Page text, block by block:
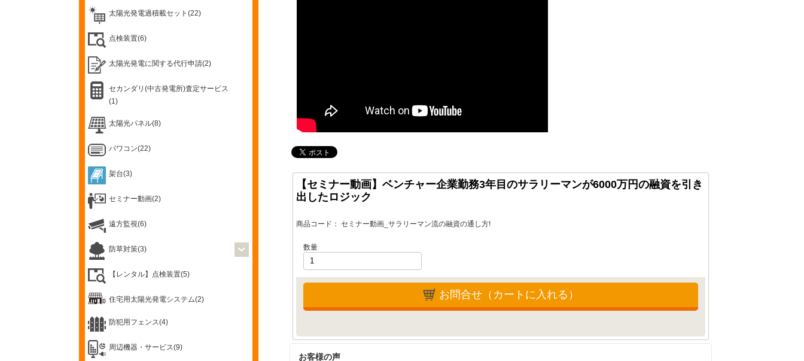
【セミナー動画】ベンチャー企業勤務3年目のサラリーマンが6000万円の融資を引き
出したロジック
商品コード： セミナー動画_サラリーマン流の融資の通し方!
数量
お問合せ（カートに入れる）
お客様の声
太陽光発電過積載セット(22)
点検装置(6)
太陽光発電に関する代行申請(2)
セカンダリ(中古発電所)査定サービス
(1)
太陽光パネル(8)
パワコン(22)
架台(3)
セミナー動画(2)
遠方監視(6)
防草対策(3)
【レンタル】点検装置(5)
住宅用太陽光発電システム(2)
防犯用フェンス(4)
周辺機器・サービス(9)